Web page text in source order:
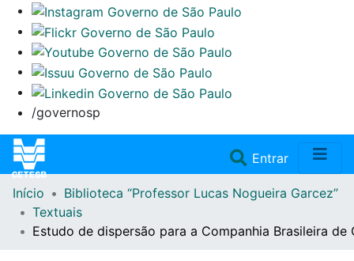
/governosp
Entrar(current)
Home
Início
Biblioteca “Professor Lucas Nogueira Garcez”
Textuais
Estudo de dispersão para a Companhia Brasileira de